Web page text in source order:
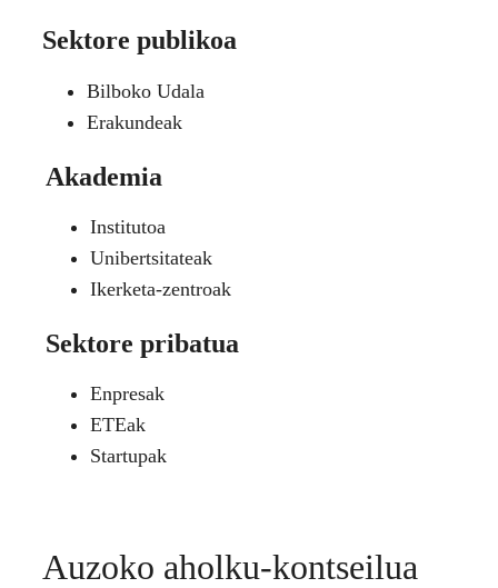
Sektore publikoa
Bilboko Udala
Erakundeak
Akademia
Institutoa
Unibertsitateak
Ikerketa-zentroak
Sektore pribatua
Enpresak
ETEak
Startupak
Auzoko aholku-kontseilua